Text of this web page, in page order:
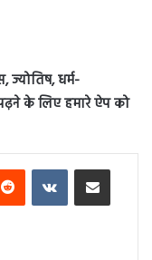
ज्योतिष, धर्म-
के लिए हमारे ऐप को
Reddit VKontakteShare via Email